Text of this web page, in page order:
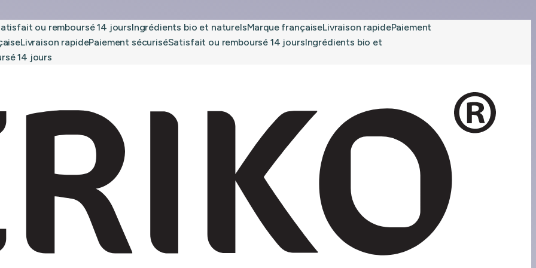
ou remboursé 14 joursIngrédients bio et naturelsMarque françaiseLivraison rapidePaiement
Livraison rapidePaiement sécuriséSatisfait ou remboursé 14 joursIngrédients bio et
14 jours